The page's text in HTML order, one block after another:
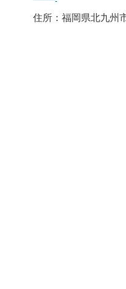
住所：福岡県北九州